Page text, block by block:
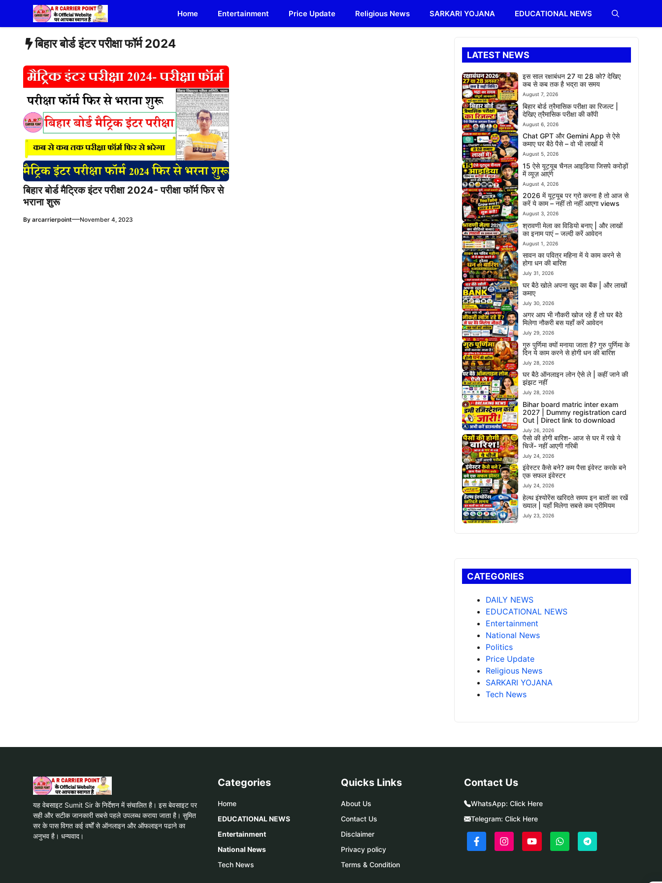
content
Home Entertainment Price Update Religious News SARKARI YOJANA EDUCATIONAL NEWS
बिहार बोर्ड इंटर परीक्षा फॉर्म 2024
बिहार बोर्ड मैट्रिक इंटर परीक्षा 2024- परीक्षा फॉर्म फिर से
भराना शुरू
By arcarrierpoint—November 4, 2023
LATEST NEWS
इस साल रक्षाबंधन 27 या 28 को? देखिए
कब से कब तक है भद्रा का समय
August 7, 2026
बिहार बोर्ड त्रैमासिक परीक्षा का रिजल्ट |
देखिए त्रैमासिक परीक्षा की कॉपी
August 6, 2026
Chat GPT और Gemini App से ऐसे
कमाए घर बैठे पैसे – वो भी लाखों में
August 5, 2026
15 ऐसे यूट्यूब चैनल आइडिया जिसपे करोड़ों
में व्यूज़ आएंगे
August 4, 2026
2026 में यूट्यूब पर ग्रो करना है तो आज से
करें ये काम – नहीं तो नहीं आएगा views
August 3, 2026
श्रावणी मेला का विडियो बनाए | और लाखों
का इनाम पाएं – जल्दी करें आवेदन
August 1, 2026
सावन का पवित्र महिना में ये काम करने से
होगा धन की बारिश
July 31, 2026
घर बैठे खोले अपना खुद का बैंक | और लाखों
कमाए
July 30, 2026
अगर आप भी नौकरी खोज रहे हैं तो घर बैठे
मिलेगा नौकरी बस यहाँ करें आवेदन
July 29, 2026
गुरु पुर्णिमा क्यों मनाया जाता है? गुरु पुर्णिमा के
दिन ये काम करने से होगी धन की बारिश
July 28, 2026
घर बैठे ऑनलाइन लोन ऐसे ले | कहीं जाने की
झंझट नहीं
July 28, 2026
Bihar board matric inter exam
2027 | Dummy registration card
Out | Direct link to download
July 26, 2026
पैसो की होगी बारिश- आज से घर में रखे ये
चिजें- नहीं आएगी गरिबी
July 24, 2026
इंवेस्टर कैसे बने? कम पैसा इंवेस्ट करके बने
एक सफल इंवेस्टर
July 24, 2026
हेल्थ इंश्योरेंस खरिदते समय इन बातों का रखें
ख्याल | यहाँ मिलेगा सबसे कम प्रीमियम
July 23, 2026
CATEGORIES
DAILY NEWS
EDUCATIONAL NEWS
Entertainment
National News
Politics
Price Update
Religious News
SARKARI YOJANA
Tech News
यह वेबसाइट Sumit Sir के निर्देशन में संचालित है। इस बेवसाइट पर
सही और सटीक जानकारी सबसे पहले उपलब्ध कराया जाता है। सुमित
सर के पास विगत कई वर्षों से ऑनलाइन और ऑफलाइन पढाने का
अनुभव है। धन्यवाद।
Categories
Home
EDUCATIONAL NEWS
Entertainment
National News
Tech News
Quicks Links
About Us
Contact Us
Disclaimer
Privacy policy
Terms & Condition
Contact Us
WhatsApp: Click Here
Telegram: Click Here